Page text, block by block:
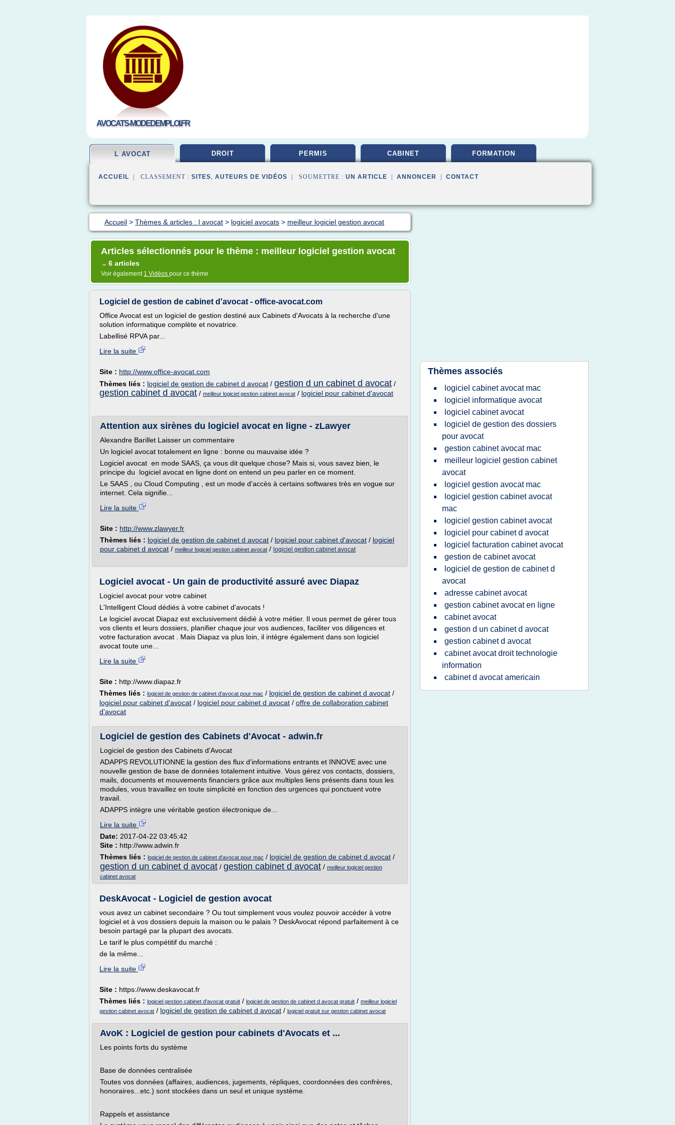
AVOCATS-MODEDEMPLOI.FR
L AVOCAT DROIT PERMIS CABINET FORMATION
ACCUEIL | CLASSEMENT : SITES, AUTEURS DE VIDÉOS | SOUMETTRE : UN ARTICLE ANNONCER CONTACT
Accueil > Thèmes & articles : l avocat > logiciel avocats > meilleur logiciel gestion avocat
Articles sélectionnés pour le thème : meilleur logiciel gestion avocat
→ 6 articles
Voir également 1 Vidéos pour ce thème
Logiciel de gestion de cabinet d'avocat - office-avocat.com
Office Avocat est un logiciel de gestion destiné aux Cabinets d'Avocats à la recherche d'une
solution informatique complète et novatrice.
Labellisé RPVA par...
Lire la suite
Site : http://www.office-avocat.com
Thèmes liés : logiciel de gestion de cabinet d avocat / gestion d un cabinet d avocat /
gestion cabinet d avocat / meilleur logiciel gestion cabinet avocat / logiciel pour cabinet d'avocat
Attention aux sirènes du logiciel avocat en ligne - zLawyer
Alexandre Barillet Laisser un commentaire
Un logiciel avocat totalement en ligne : bonne ou mauvaise idée ?
Logiciel avocat en mode SAAS, ça vous dit quelque chose? Mais si, vous savez bien, le
principe du logiciel avocat en ligne dont on entend un peu parler en ce moment.
Le SAAS , ou Cloud Computing , est un mode d'accès à certains softwares très en vogue sur
internet. Cela signifie...
Lire la suite
Site : http://www.zlawyer.fr
Thèmes liés : logiciel de gestion de cabinet d avocat / logiciel pour cabinet d'avocat / logiciel
pour cabinet d avocat / meilleur logiciel gestion cabinet avocat / logiciel gestion cabinet avocat
Logiciel avocat - Un gain de productivité assuré avec Diapaz
Logiciel avocat pour votre cabinet
L'Intelligent Cloud dédiés à votre cabinet d'avocats !
Le logiciel avocat Diapaz est exclusivement dédié à votre métier. Il vous permet de gérer tous
vos clients et leurs dossiers, planifier chaque jour vos audiences, faciliter vos diligences et
votre facturation avocat . Mais Diapaz va plus loin, il intègre également dans son logiciel
avocat toute une...
Lire la suite
Site : http://www.diapaz.fr
Thèmes liés : logiciel de gestion de cabinet d'avocat pour mac / logiciel de gestion de cabinet d avocat /
logiciel pour cabinet d'avocat / logiciel pour cabinet d avocat / offre de collaboration cabinet
d'avocat
Logiciel de gestion des Cabinets d'Avocat - adwin.fr
Logiciel de gestion des Cabinets d'Avocat
ADAPPS REVOLUTIONNE la gestion des flux d'informations entrants et INNOVE avec une
nouvelle gestion de base de données totalement intuitive. Vous gérez vos contacts, dossiers,
mails, documents et mouvements financiers grâce aux multiples liens présents dans tous les
modules, vous travaillez en toute simplicité en fonction des urgences qui ponctuent votre
travail.
ADAPPS intègre une véritable gestion électronique de...
Lire la suite
Date: 2017-04-22 03:45:42
Site : http://www.adwin.fr
Thèmes liés : logiciel de gestion de cabinet d'avocat pour mac / logiciel de gestion de cabinet d avocat /
gestion d un cabinet d avocat / gestion cabinet d avocat / meilleur logiciel gestion
cabinet avocat
DeskAvocat - Logiciel de gestion avocat
vous avez un cabinet secondaire ? Ou tout simplement vous voulez pouvoir accéder à votre
logiciel et à vos dossiers depuis la maison ou le palais ? DeskAvocat répond parfaitement à ce
besoin partagé par la plupart des avocats.
Le tarif le plus compétitif du marché :
de la même...
Lire la suite
Site : https://www.deskavocat.fr
Thèmes liés : logiciel gestion cabinet d'avocat gratuit / logiciel de gestion de cabinet d avocat gratuit / meilleur logiciel
gestion cabinet avocat / logiciel de gestion de cabinet d avocat / logiciel gratuit sur gestion cabinet avocat
AvoK : Logiciel de gestion pour cabinets d'Avocats et ...
Les points forts du système
Base de données centralisée
Toutes vos données (affaires, audiences, jugements, répliques, coordonnées des confrères,
honoraires...etc.) sont stockées dans un seul et unique système.
Rappels et assistance
Thèmes associés
logiciel cabinet avocat mac
logiciel informatique avocat
logiciel cabinet avocat
logiciel de gestion des dossiers
pour avocat
gestion cabinet avocat mac
meilleur logiciel gestion cabinet
avocat
logiciel gestion avocat mac
logiciel gestion cabinet avocat
mac
logiciel gestion cabinet avocat
logiciel pour cabinet d avocat
logiciel facturation cabinet avocat
gestion de cabinet avocat
logiciel de gestion de cabinet d
avocat
adresse cabinet avocat
gestion cabinet avocat en ligne
cabinet avocat
gestion d un cabinet d avocat
gestion cabinet d avocat
cabinet avocat droit technologie
information
cabinet d avocat americain